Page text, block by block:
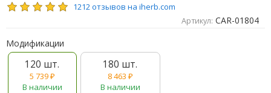
1212 отзывов на iherb.com
Артикул: CAR-01804
Модификации
120 шт.
5 739₽
В наличии
180 шт.
8 463 ₽
В наличии